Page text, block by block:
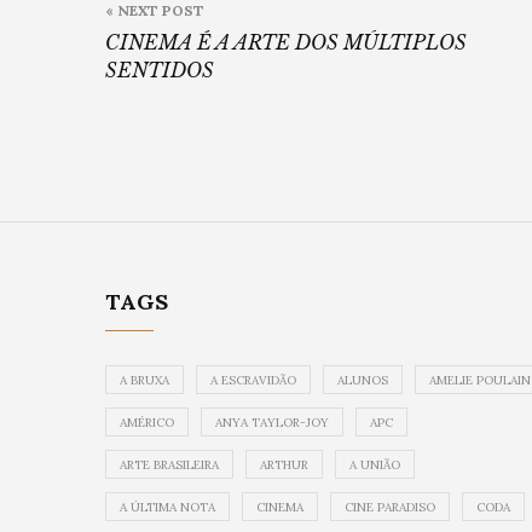
navigation
« NEXT POST
CINEMA É A ARTE DOS MÚLTIPLOS
SENTIDOS
TAGS
A BRUXA A ESCRAVIDÃO ALUNOS AMELIE POULAIN
AMÉRICO ANYA TAYLOR-JOY APC
ARTE BRASILEIRA ARTHUR A UNIÃO
A ÚLTIMA NOTA CINEMA CINE PARADISO CODA